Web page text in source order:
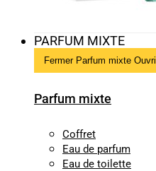
PARFUM MIXTE
Fermer Parfum mixte
Parfum mixte
Coffret
Eau de parfum
Eau de toilette